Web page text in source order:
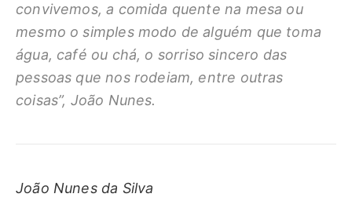
convivemos, a comida quente na mesa ou
mesmo o simples modo de alguém que toma
água, café ou chá, o sorriso sincero das
pessoas que nos rodeiam, entre outras
coisas”, João Nunes.
João Nunes da Silva